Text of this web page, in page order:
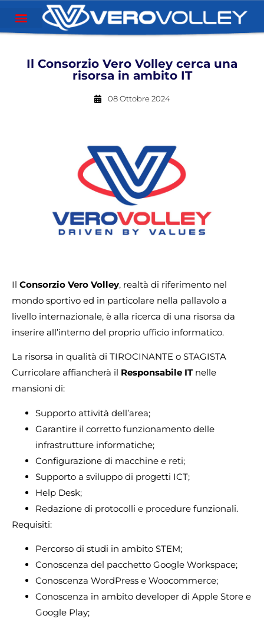
Il Consorzio Vero Volley cerca una
risorsa in ambito IT
08 Ottobre 2024
Il Consorzio Vero Volley, realtà di riferimento nel
mondo sportivo ed in particolare nella pallavolo a
livello internazionale, è alla ricerca di una risorsa da
inserire all’interno del proprio ufficio informatico.
La risorsa in qualità di TIROCINANTE o STAGISTA
Curricolare affiancherà il Responsabile ITnelle
mansioni di:
Supporto attività dell’area;
Garantire il corretto funzionamento delle
infrastrutture informatiche;
Configurazione di macchine e reti;
Supporto a sviluppo di progetti ICT;
Help Desk;
Redazione di protocolli e procedure funzionali.
Requisiti:
Percorso di studi in ambito STEM;
Conoscenza del pacchetto Google Workspace;
Conoscenza WordPress e Woocommerce;
Conoscenza in ambito developer di Apple Store e
Google Play;